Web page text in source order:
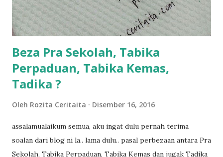
kalau ikut anak-anak semua nak ummi pimpin... ajer rebeh
ba...
Beza Pra Sekolah, Tabika
Perpaduan, Tabika Kemas,
Tadika ?
Oleh Rozita Ceritaita Disember 16, 2016
assalamualaikum semua, aku ingat dulu pernah terima
soalan dari blog ni la.. lama dulu.. pasal perbezaan antara Pra
Sekolah, Tabika Perpaduan, Tabika Kemas dan jugak Tadika